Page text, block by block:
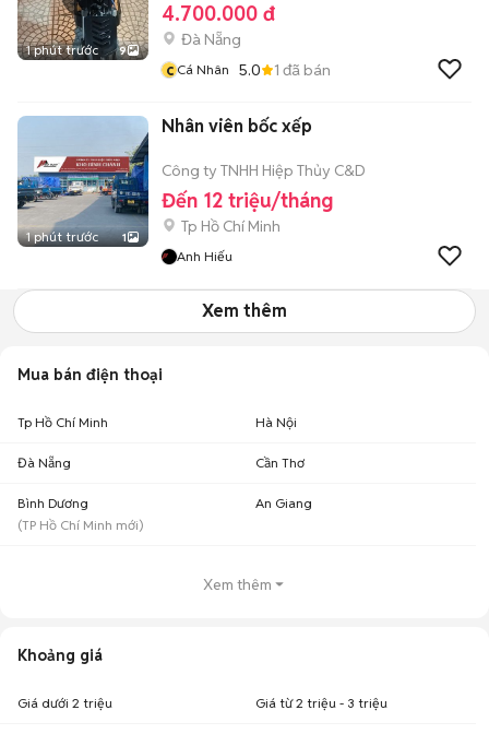
1 phút trước 9
4.700.000 đ
Đà Nẵng
c Cá Nhân 5.0 1 đã bán
1 phút trước 1
Nhân viên bốc xếp
Công ty TNHH Hiệp Thủy C&D
Đến 12 triệu/tháng
Tp Hồ Chí Minh
Anh Hiếu
Xem thêm
Mua bán điện thoại
Tp Hồ Chí Minh Hà Nội
Đà Nẵng Cần Thơ
Bình Dương
(TP Hồ Chí Minh mới)
An Giang
Xem thêm
Khoảng giá
Giá dưới 2 triệu Giá từ 2 triệu - 3 triệu